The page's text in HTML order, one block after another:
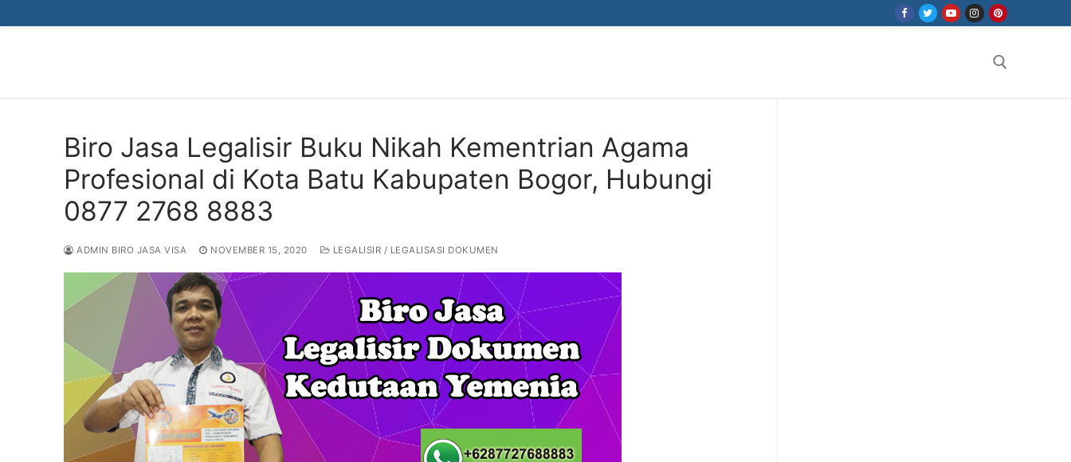
to
Biro Jasa Legalisir Buku Nikah Kementrian Agama
Profesional di Kota Batu Kabupaten Bogor, Hubungi
0877 2768 8883
ADMIN BIRO JASA VISA NOVEMBER 15, 2020 LEGALISIR / LEGALISASI DOKUMEN